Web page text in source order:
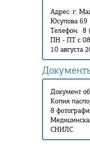
Адрес: г.
Юсупова 69
Телефон: 8
ПН - ПТ с
10 августа
Документ
Копия
8
СНИЛС